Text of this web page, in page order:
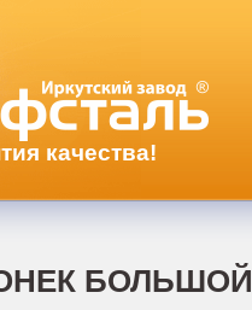
качества!
БОЛЬШОЙ